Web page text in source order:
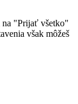
na "Prijať všetko"
však môžeš